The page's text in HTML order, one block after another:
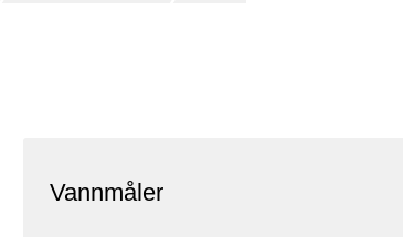
Vannmåler